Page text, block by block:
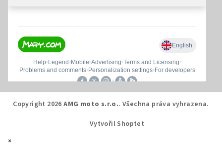
Copyright 2026AMG moto s.r.o.. Všechna práva vyhrazena.
Vytvořil Shoptet
×